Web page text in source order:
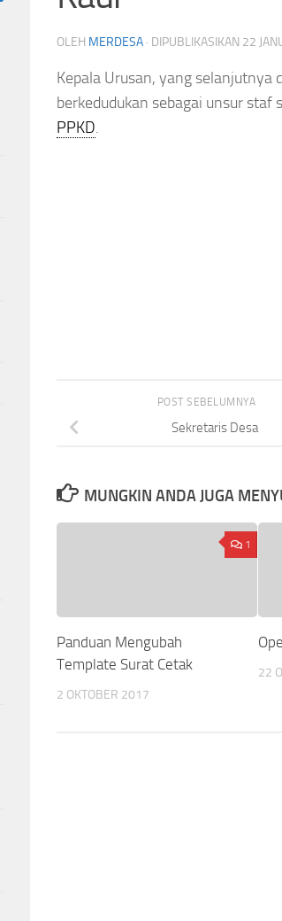
OLEH MERDESA · DIPUBLIKASIKAN 22
Kepala Urusan, yang selanjutnya
berkedudukan sebagai unsur staf
PPKD.
POST SEBELUMNYA
Sekretaris Desa
MUNGKIN ANDA JUGA
1
Panduan Mengubah
Template Surat Cetak
2 OKTOBER 2017
22